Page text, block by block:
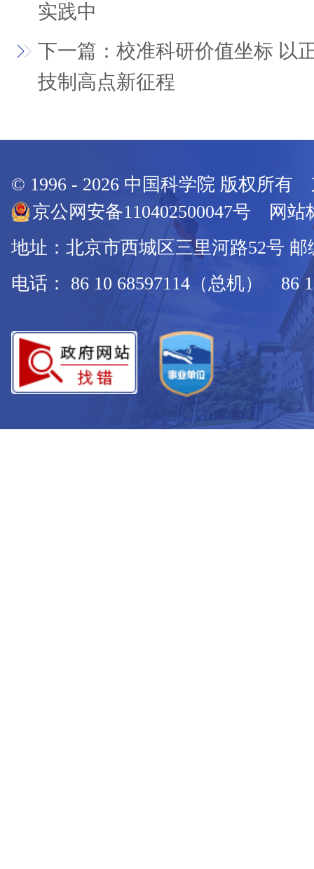
实践中
下一篇：校准科研价值坐标 以
技制高点新征程
© 1996 - 2026 中国科学院 版权所有
京公网安备110402500047号 网站
地址：北京市西城区三里河路52号 邮
电话： 86 10 68597114（总机） 86